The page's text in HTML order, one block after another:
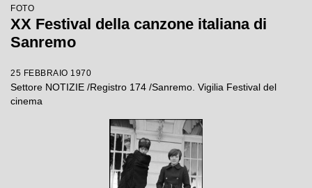
FOTO
XX Festival della canzone italiana di
Sanremo
25 FEBBRAIO 1970
Settore NOTIZIE /Registro 174 /Sanremo. Vigilia Festival del
cinema